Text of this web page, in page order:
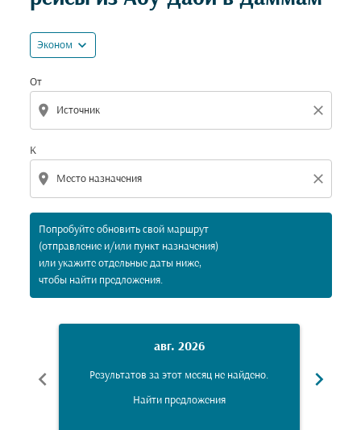
Эконом expand_more
От
location_on close
К
location_on close
Попробуйте обновить свой маршрут
(отправление и/или пункт назначения)
или укажите отдельные даты ниже,
чтобы найти предложения.
chevron_left
авг. 2026
Результатов за этот месяц не найдено.
Найти предложения
chevron_right